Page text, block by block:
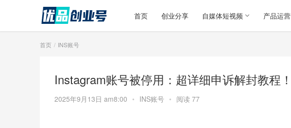
首页 创业分享 自媒体短视频 产品运营
首页 INS账号
Instagram账号被停用：超详细申诉解封教程！
2025年9月13日 am8:00 • INS账号 • 阅读 77